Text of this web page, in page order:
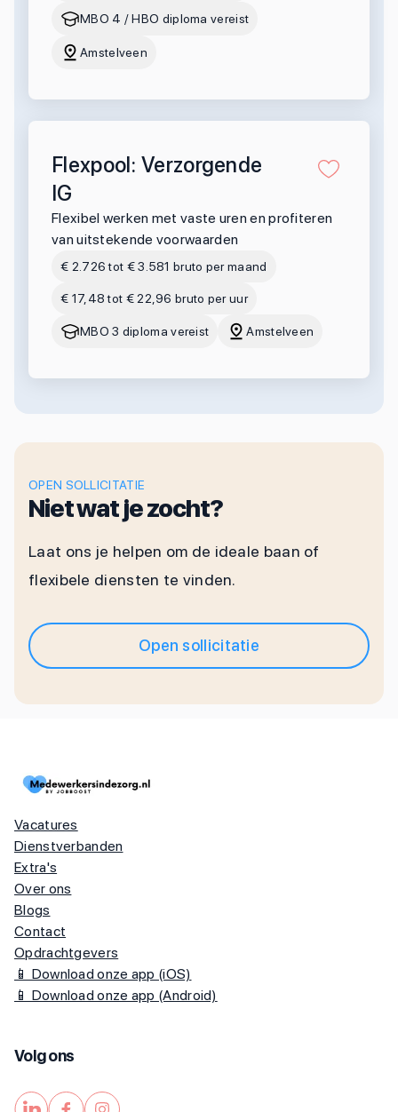
MBO 4 / HBO diploma vereist
Amstelveen
Flexpool: Verzorgende
IG
Flexibel werken met vaste uren en profiteren
van uitstekende voorwaarden
€ 2.726 tot € 3.581 bruto per maand
€ 17,48 tot € 22,96 bruto per uur
MBO 3 diploma vereist Amstelveen
OPEN SOLLICITATIE
Niet wat je zocht?
Laat ons je helpen om de ideale baan of
flexibele diensten te vinden.
Open sollicitatie
Vacatures
Dienstverbanden
Extra's
Over ons
Blogs
Contact
Opdrachtgevers
📱 Download onze app (iOS)
📱 Download onze app (Android)
Volg ons